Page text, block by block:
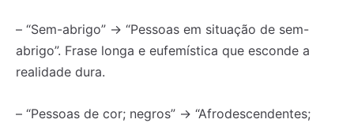
– “Sem-abrigo” → “Pessoas em situação de sem-
abrigo”. Frase longa e eufemística que esconde a
realidade dura.
– “Pessoas de cor; negros” → “Afrodescendentes;